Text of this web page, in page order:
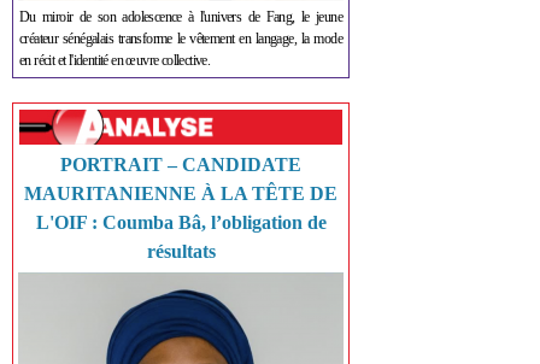
Du miroir de son adolescence à l'univers de Fang, le jeune
créateur sénégalais transforme le vêtement en langage, la mode
en récit et l'identité en œuvre collective.
PORTRAIT – CANDIDATE
MAURITANIENNE À LA TÊTE DE
L'OIF : Coumba Bâ, l’obligation de
résultats